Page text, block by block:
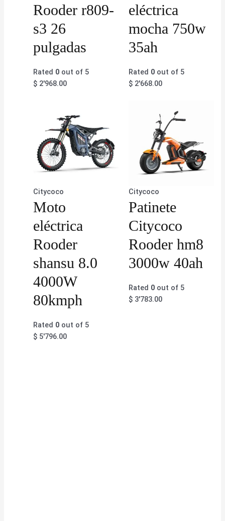
Rooder r809-
s3 26
pulgadas
Rated 0 out of 5
$ 2'968.00
eléctrica
mocha 750w
35ah
Rated 0out of 5
$2'668.00
Citycoco
Moto
eléctrica
Rooder
shansu 8.0
4000W
80kmph
Rated 0 out of 5
$ 5'796.00
Citycoco
Patinete
Citycoco
Rooder hm8
3000w 40ah
Rated 0out of 5
$3'783.00